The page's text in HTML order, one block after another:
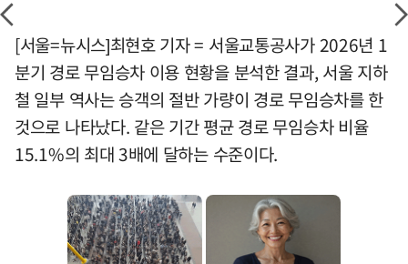
[서울=뉴시스]최현호 기자 = 서울교통공사가 2026년 1
분기 경로 무임승차 이용 현황을 분석한 결과, 서울 지하
철 일부 역사는 승객의 절반 가량이 경로 무임승차를 한
것으로 나타났다. 같은 기간 평균 경로 무임승차 비율
15.1%의 최대 3배에 달하는 수준이다.